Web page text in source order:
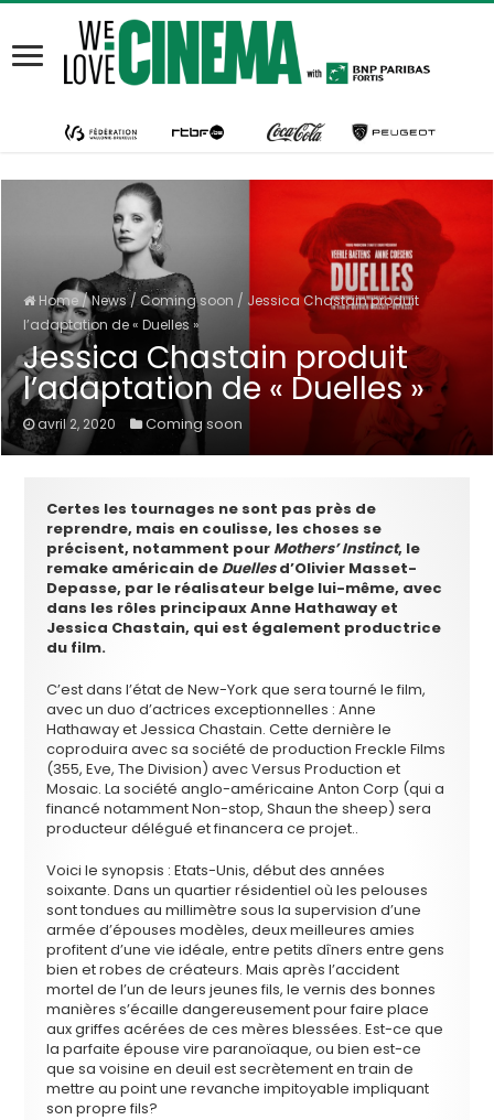
Home /News/Coming soon / Jessica Chastain produit
l’adaptation de « Duelles »
Jessica Chastain produit
l’adaptation de « Duelles »
avril 2, 2020 Coming soon
Certes les tournages ne sont pas près de
reprendre, mais en coulisse, les choses se
précisent, notamment pour Mothers’ Instinct, le
remake américain de Duellesd’Olivier Masset-
Depasse, par le réalisateur belge lui-même, avec
dans les rôles principaux Anne Hathaway et
Jessica Chastain, qui est également productrice
du film.
C’est dans l’état de New-York que sera tourné le film,
avec un duo d’actrices exceptionnelles : Anne
Hathaway et Jessica Chastain. Cette dernière le
coproduira avec sa société de production Freckle Films
(355, Eve, The Division) avec Versus Production et
Mosaic. La société anglo-américaine Anton Corp (qui a
financé notamment Non-stop, Shaun the sheep) sera
producteur délégué et financera ce projet..
Voici le synopsis : Etats-Unis, début des années
soixante. Dans un quartier résidentiel où les pelouses
sont tondues au millimètre sous la supervision d’une
armée d’épouses modèles, deux meilleures amies
profitent d’une vie idéale, entre petits dîners entre gens
bien et robes de créateurs. Mais après l’accident
mortel de l’un de leurs jeunes fils, le vernis des bonnes
manières s’écaille dangereusement pour faire place
aux griffes acérées de ces mères blessées. Est-ce que
la parfaite épouse vire paranoïaque, ou bien est-ce
que sa voisine en deuil est secrètement en train de
mettre au point une revanche impitoyable impliquant
son propre fils?